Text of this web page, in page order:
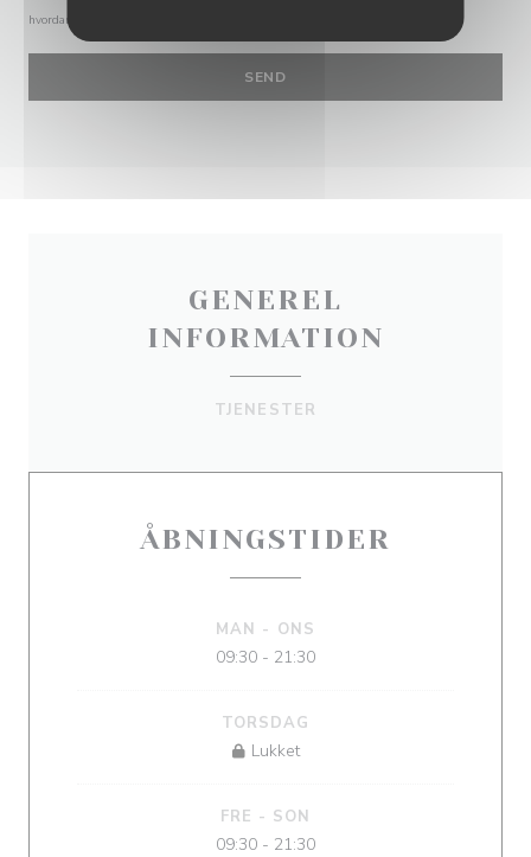
hvordan vi behandler dine data, se vores
GENEREL
INFORMATION
TJENESTER
ÅBNINGSTIDER
MAN - ONS
09:30 - 21:30
TORSDAG
Lukket
FRE - SON
09:30 - 21:30